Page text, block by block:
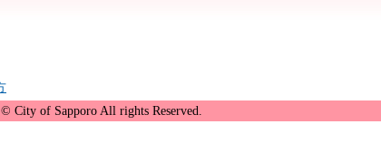
City of Sapporo All rights Reserved.